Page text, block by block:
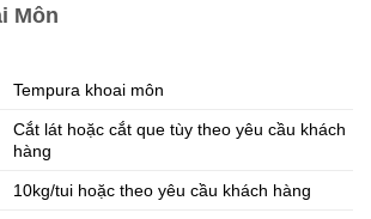
Môn
Tempura khoai môn
Cắt lát hoặc cắt que tùy theo yêu cầu khách
hàng
10kg/tui hoặc theo yêu cầu khách hàng